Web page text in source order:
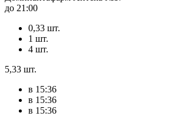
до 21:00
0,33 шт.
1 шт.
4 шт.
5,33 шт.
в 15:36
в 15:36
в 15:36